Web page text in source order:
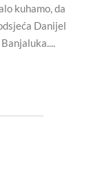
kuhamo, da
Danijel